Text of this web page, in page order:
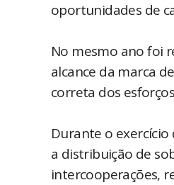
oportunidades de
No mesmo ano foi
alcance da marca
correta dos
Durante o
a distribuição de
intercooperações,